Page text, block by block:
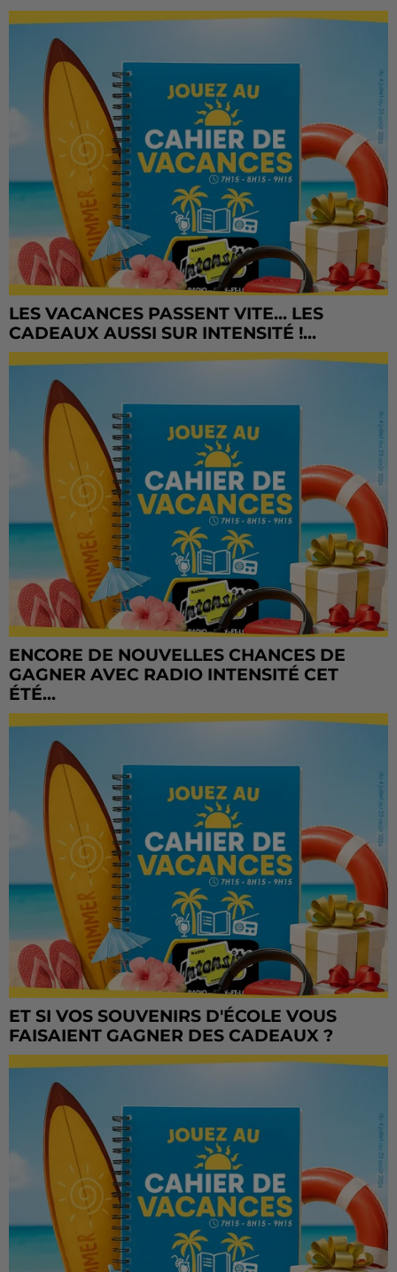
LES VACANCES PASSENT VITE... LES
CADEAUX AUSSI SUR INTENSITÉ !...
ENCORE DE NOUVELLES CHANCES DE
GAGNER AVEC RADIO INTENSITÉ CET
ÉTÉ...
ET SI VOS SOUVENIRS D'ÉCOLE VOUS
FAISAIENT GAGNER DES CADEAUX ?